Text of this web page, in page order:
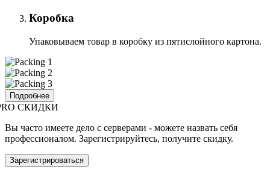
Коробка
Упаковываем товар в коробку из пятислойного картона.
Подробнее
СКИДКИ
Вы часто имеете дело с серверами - можете назвать себя
профессионалом. Зарегистрируйтесь, получите скидку.
Зарегистрироваться